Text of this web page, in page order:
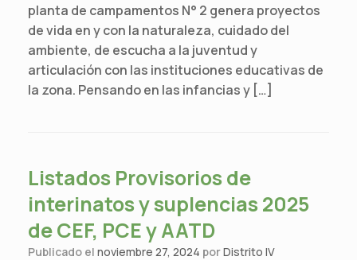
planta de campamentos N° 2 genera proyectos
de vida en y con la naturaleza, cuidado del
ambiente, de escucha a la juventud y
articulación con las instituciones educativas de
la zona. Pensando en las infancias y […]
Listados Provisorios de
interinatos y suplencias 2025
de CEF, PCE y AATD
Publicado el noviembre 27, 2024 porDistrito IV